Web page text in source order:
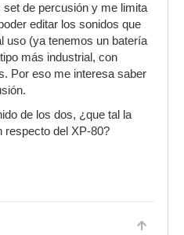
de percusión y me limita
editar los sonidos que
uso (ya tenemos un batería
más industrial, con
Por eso me interesa saber
de los dos, ¿que tal la
respecto del XP-80?